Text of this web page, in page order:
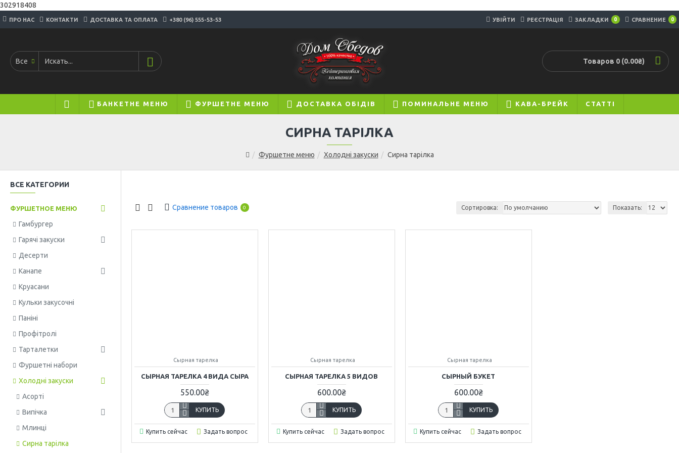
302918408
ПРО НАС КОНТАКТИ ДОСТАВКА ТА ОПЛАТА +380 (96) 555-53-53 УВІЙТИ РЕЄСТРАЦІЯ ЗАКЛАДКИ 0 СРАВНЕНИЕ 0
Все Товаров 0 (0.00₴)
БАНКЕТНЕ МЕНЮ ФУРШЕТНЕ МЕНЮ ДОСТАВКА ОБІДІВ ПОМИНАЛЬНЕ МЕНЮ КАВА-БРЕЙК СТАТТІ
Фуршетне меню Холодні закуски Сирна тарілка
СИРНА ТАРІЛКА
ВСЕ КАТЕГОРИИ
ФУРШЕТНОЕ МЕНЮ
Гамбургер
Гарячі закуски
Десерти
Канапе
Круасани
Кульки закусочні
Паніні
Профітролі
Тарталетки
Фуршетні набори
Холодні закуски
Асорті
Випічка
Млинці
Сирна тарілка
Сравнение товаров 0 Сортировка: Показать:
Сырная тарелка
СЫРНАЯ ТАРЕЛКА 4 ВИДА СЫРА
550.00₴
КУПИТЬ
Купить сейчас Задать вопрос
Сырная тарелка
СЫРНАЯ ТАРЕЛКА 5 ВИДОВ
600.00₴
КУПИТЬ
Купить сейчас Задать вопрос
Сырная тарелка
СЫРНЫЙ БУКЕТ
600.00₴
КУПИТЬ
Купить сейчас Задать вопрос